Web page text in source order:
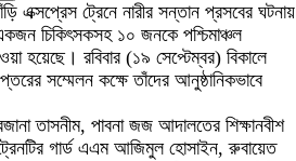
এক্সপ্রেস ট্রেনে নারীর সন্তান প্রসবের ঘটনায়
চিকিৎসকসহ ১০ জনকে পশ্চিমাঞ্চল
হয়েছে। রবিবার (১৯ সেপ্টেম্বর) বিকালে
সম্মেলন কক্ষে তাঁদের আনুষ্ঠানিকভাবে
তাসনীম, পাবনা জজ আদালতের শিক্ষানবীশ
গার্ড এএম আজিমুল হোসাইন, রুবায়েত